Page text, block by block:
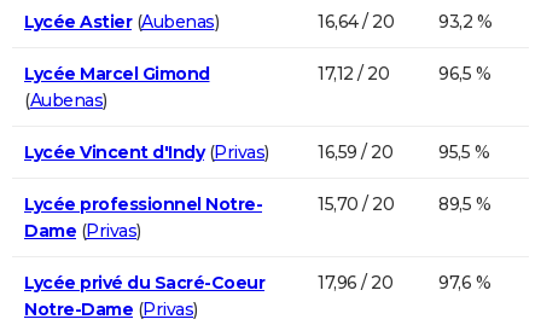
Lycée Astier(Aubenas) 16,64 / 20 93,2 %
Lycée Marcel Gimond
(Aubenas)
17,12 / 20 96,5 %
Lycée Vincent d'Indy(Privas) 16,59 / 20 95,5 %
Lycée professionnel Notre-
Dame (Privas)
15,70 / 20 89,5 %
Lycée privé du Sacré-Coeur
Notre-Dame (Privas)
17,96 / 20 97,6 %